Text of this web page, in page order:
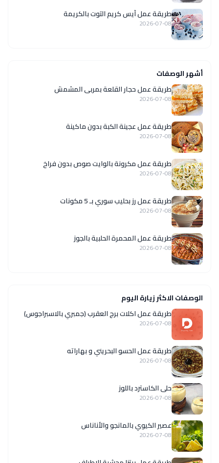
طريقة عمل آيس كريم التوت بالكريمة
2026-07-08
أشهر الوصفات
طريقة عمل حجار القلعة بمربى المشمش
2026-07-08
طريقة عمل عجينة الكبة بدون ماكينة
2026-07-08
طريقة عمل مكرونة بالوايت صوص بدون فراخ
2026-07-08
طريقة عمل رز بحليب سوري بـ 5 مكونات
2026-07-08
طريقة عمل المحمرة الحلبية بالجوز
2026-07-08
الوصفات الاكثر زيارة اليوم
طريقة عمل اكلات برج العقرب (جمبري بالاسبراجوس)
2026-07-08
طريقة عمل الحسو البحريني و بهاراته
2026-07-08
حلى الكاسترد باللوز
2026-07-08
عصير الكيوي بالمانجو والأناناس
2026-07-08